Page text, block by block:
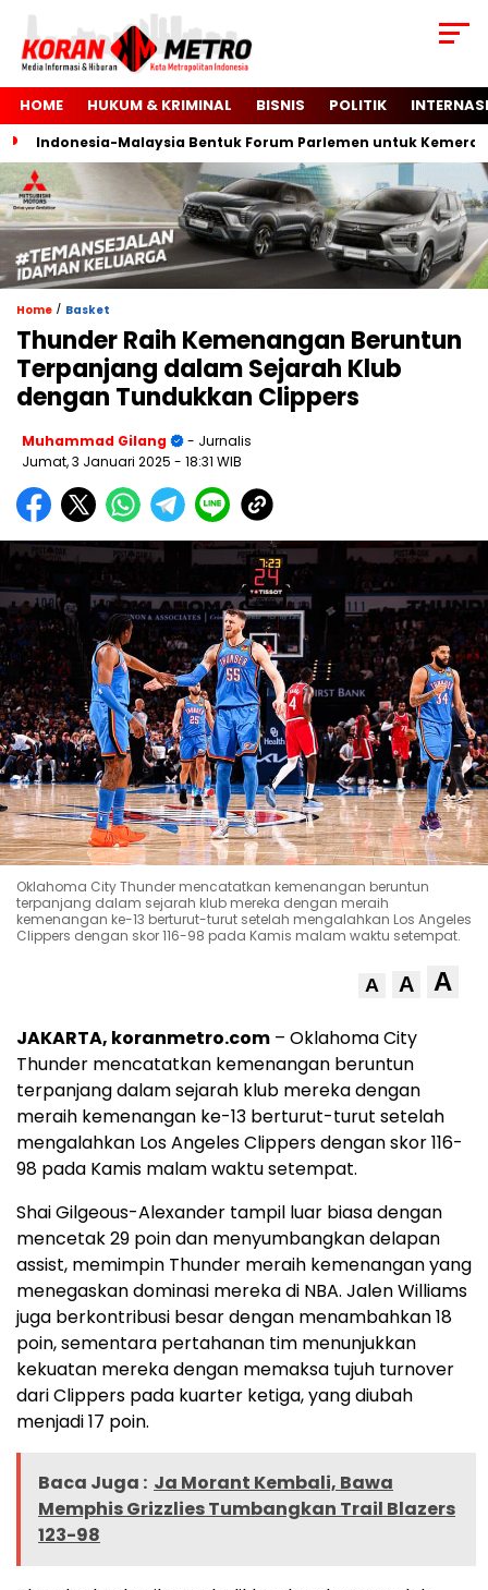
HOME HUKUM & KRIMINAL BISNIS POLITIK
Indonesia-Malaysia Bentuk Forum Parlemen untuk
Home / Basket
Thunder Raih Kemenangan Beruntun
Terpanjang dalam Sejarah Klub
dengan Tundukkan Clippers
Muhammad Gilang
- Jurnalis
Jumat, 3 Januari 2025 - 18:31 WIB
Oklahoma City Thunder mencatatkan kemenangan beruntun
terpanjang dalam sejarah klub mereka dengan meraih
kemenangan ke-13 berturut-turut setelah mengalahkan Los Angeles
Clippers dengan skor 116-98 pada Kamis malam waktu setempat.
A A A
JAKARTA, koranmetro.com – Oklahoma City
Thunder mencatatkan kemenangan beruntun
terpanjang dalam sejarah klub mereka dengan
meraih kemenangan ke-13 berturut-turut setelah
mengalahkan Los Angeles Clippers dengan skor 116-
98 pada Kamis malam waktu setempat.
Shai Gilgeous-Alexander tampil luar biasa dengan
mencetak 29 poin dan menyumbangkan delapan
assist, memimpin Thunder meraih kemenangan yang
menegaskan dominasi mereka di NBA. Jalen Williams
juga berkontribusi besar dengan menambahkan 18
poin, sementara pertahanan tim menunjukkan
kekuatan mereka dengan memaksa tujuh turnover
dari Clippers pada kuarter ketiga, yang diubah
menjadi 17 poin.
Baca Juga : Ja Morant Kembali, Bawa
Memphis Grizzlies Tumbangkan Trail Blazers
123-98